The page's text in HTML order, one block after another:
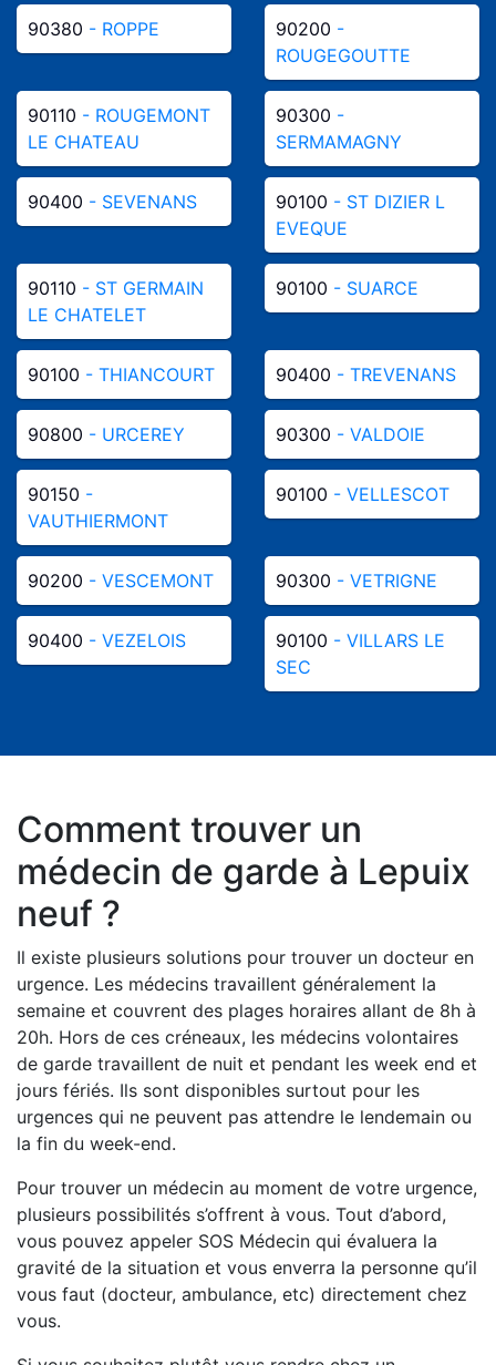
90380 - ROPPE 90200 -
ROUGEGOUTTE
90110 - ROUGEMONT
LE CHATEAU
90300 -
SERMAMAGNY
90400 - SEVENANS 90100 - ST DIZIER L
EVEQUE
90110 - ST GERMAIN
LE CHATELET
90100 - SUARCE
90100 - THIANCOURT 90400 - TREVENANS
90800 - URCEREY 90300 - VALDOIE
90150 -
VAUTHIERMONT
90100 - VELLESCOT
90200 - VESCEMONT 90300 - VETRIGNE
90400 - VEZELOIS 90100 - VILLARS LE
SEC
Comment trouver un
médecin de garde à Lepuix
neuf ?
Il existe plusieurs solutions pour trouver un docteur en
urgence. Les médecins travaillent généralement la
semaine et couvrent des plages horaires allant de 8h à
20h. Hors de ces créneaux, les médecins volontaires
de garde travaillent de nuit et pendant les week end et
jours fériés. Ils sont disponibles surtout pour les
urgences qui ne peuvent pas attendre le lendemain ou
la fin du week-end.
Pour trouver un médecin au moment de votre urgence,
plusieurs possibilités s’offrent à vous. Tout d’abord,
vous pouvez appeler SOS Médecin qui évaluera la
gravité de la situation et vous enverra la personne qu’il
vous faut (docteur, ambulance, etc) directement chez
vous.